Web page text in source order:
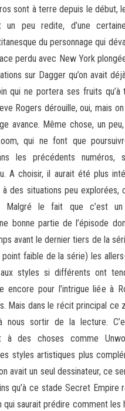
sont à terre depuis le début,
peu redite, d’une
du personnage qui
perdu avec New York
sur Dagger qu’on avait
qui ne portera ses fruits qu’à
Rogers dérouille, oui, mais
avance. Même chose, un
qui ne font que
les précédents numéros,
A choisir, il aurait été plus
des situations peu explorées,
Malgré le fait que c’est
bonne partie de l’épisode
avant le dernier tiers de la
faible de la série) les
aux styles si différents ont
encore pour l’intrigue liée à
Mais dans le récit principal ce
nous sortir de la lecture.
à des choses comme
styles artistiques plus
avait un seul dessinateur, ce
qu’à ce stade Secret Empire
qui saurait prédire comment